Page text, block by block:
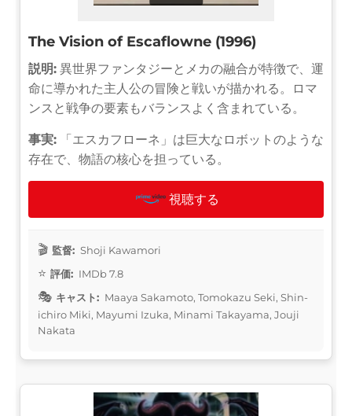
The Vision of Escaflowne (1996)
説明: 異世界ファンタジーとメカの融合が特徴で、運
命に導かれた主人公の冒険と戦いが描かれる。ロマ
ンスと戦争の要素もバランスよく含まれている。
事実: 「エスカフローネ」は巨大なロボットのような
存在で、物語の核心を担っている。
視聴する
監督: Shoji Kawamori
評価: IMDb 7.8
キャスト: Maaya Sakamoto, Tomokazu Seki, Shin-
ichiro Miki, Mayumi Izuka, Minami Takayama, Jouji
Nakata